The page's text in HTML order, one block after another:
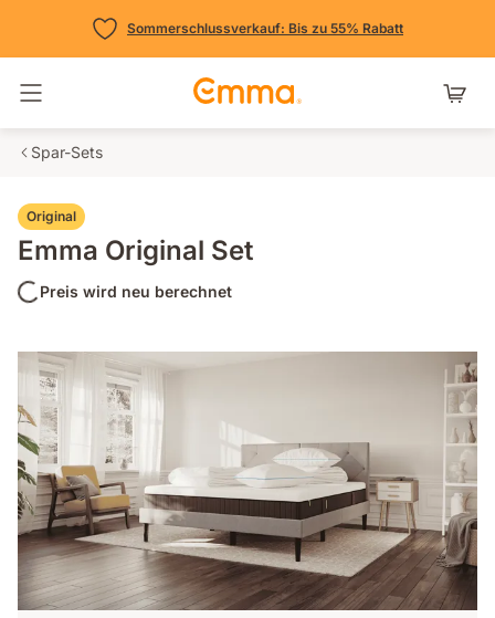
Sommerschlussverkauf: Bis zu 55% Rabatt
Navigation umschalten
Spar-Sets
Original
Emma Original Set
Preis wird neu berechnet